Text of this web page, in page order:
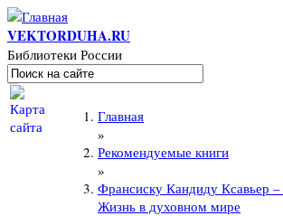
Перейти к основному содержанию
VEKTORDUHA.RU
Библиотеки России
Форма поиска
Поиск
Вы здесьГлавная
»
Рекомендуемые книги
»
Франсиску Кандиду Ксавьер
Жизнь в духовном мире